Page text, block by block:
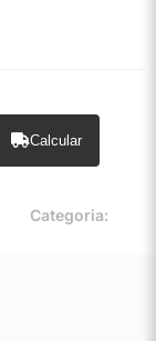
Calcular
Categoria: